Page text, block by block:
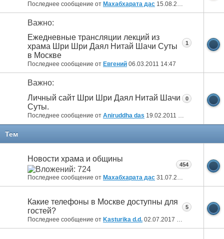
Последнее сообщение от Махабхарата дас 15.08.2015
Важно:
Ежедневные трансляции лекций из
храма Шри Шри Даял Нитай Шачи Суты
в Москве
Последнее сообщение от Евгений 06.03.2011 14:47
1
Важно:
Личный сайт Шри Шри Даял Нитай Шачи
Суты.
Последнее сообщение от Aniruddha das 19.02.2011
0
Тем
Новости храма и общины
Последнее сообщение от Махабхарата дас 31.07.2026
454
Какие телефоны в Москве доступны для
гостей?
Последнее сообщение от Kasturika d.d. 02.07.2017 10:43
5